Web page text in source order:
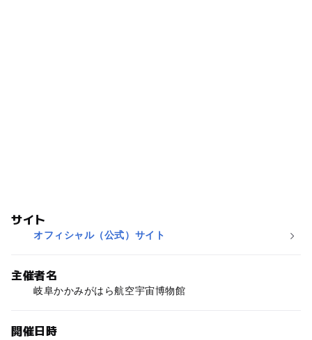
サイト
オフィシャル（公式）サイト
主催者名
岐阜かかみがはら航空宇宙博物館
開催日時